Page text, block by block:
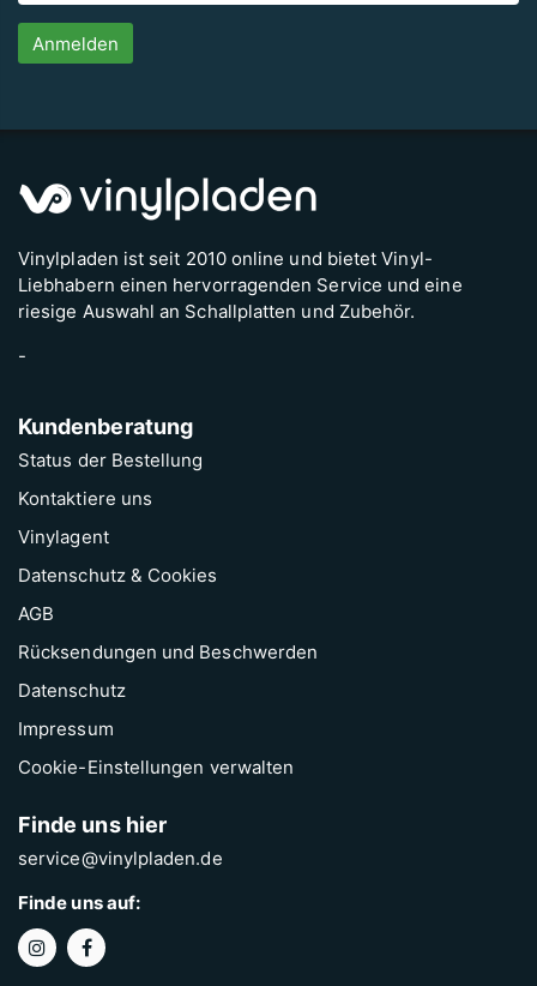
Anmelden
Vinylpladen ist seit 2010 online und bietet Vinyl-
Liebhabern einen hervorragenden Service und eine
riesige Auswahl an Schallplatten und Zubehör.
-
Kundenberatung
Status der Bestellung
Kontaktiere uns
Vinylagent
Datenschutz & Cookies
AGB
Rücksendungen und Beschwerden
Datenschutz
Impressum
Cookie-Einstellungen verwalten
Finde uns hier
service@vinylpladen.de
Finde uns auf: